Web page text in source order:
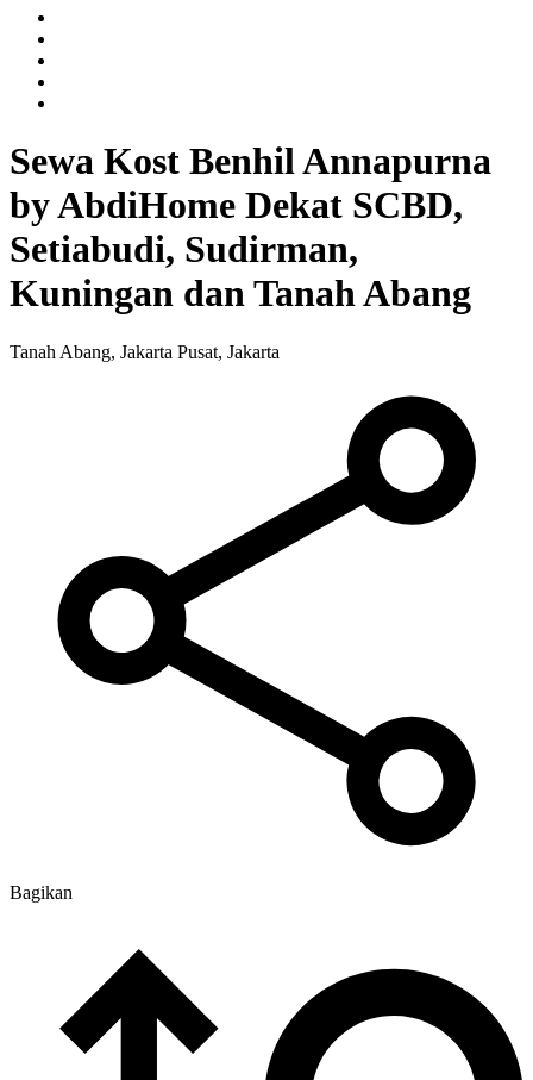
Sewa Kost Benhil Annapurna
by AbdiHome Dekat SCBD,
Setiabudi, Sudirman,
Kuningan dan Tanah Abang
Tanah Abang, Jakarta Pusat, Jakarta
Bagikan